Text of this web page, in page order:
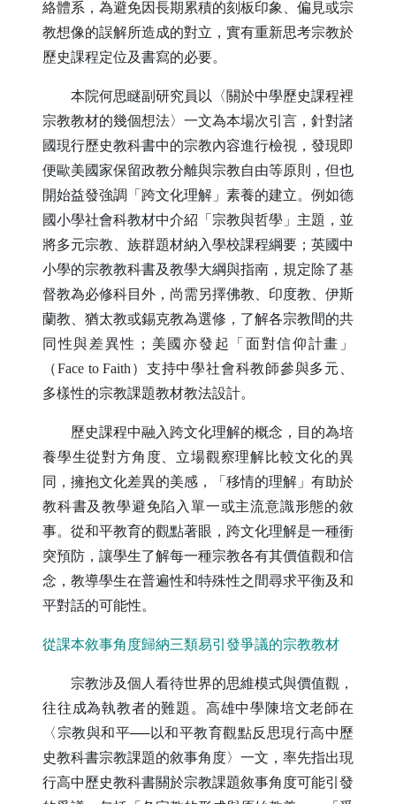
絡體系，為避免因長期累積的刻板印象、偏見或宗
教想像的誤解所造成的對立，實有重新思考宗教於
歷史課程定位及書寫的必要。
本院何思瞇副研究員以〈關於中學歷史課程裡
宗教教材的幾個想法〉一文為本場次引言，針對諸
國現行歷史教科書中的宗教內容進行檢視，發現即
便歐美國家保留政教分離與宗教自由等原則，但也
開始益發強調「跨文化理解」素養的建立。例如德
國小學社會科教材中介紹「宗教與哲學」主題，並
將多元宗教、族群題材納入學校課程綱要；英國中
小學的宗教教科書及教學大綱與指南，規定除了基
督教為必修科目外，尚需另擇佛教、印度教、伊斯
蘭教、猶太教或錫克教為選修，了解各宗教間的共
同性與差異性；美國亦發起「面對信仰計畫」
（Face to Faith ）支持中學社會科教師參與多元、
多樣性的宗教課題教材教法設計。
歷史課程中融入跨文化理解的概念，目的為培
養學生從對方角度、立場觀察理解比較文化的異
同，擁抱文化差異的美感，「移情的理解」有助於
教科書及教學避免陷入單一或主流意識形態的敘
事。從和平教育的觀點著眼，跨文化理解是一種衝
突預防，讓學生了解每一種宗教各有其價值觀和信
念，教導學生在普遍性和特殊性之間尋求平衡及和
平對話的可能性。
從課本敘事角度歸納三類易引發爭議的宗教教材
宗教涉及個人看待世界的思維模式與價值觀，
往往成為執教者的難題。高雄中學陳培文老師在
〈宗教與和平──以和平教育觀點反思現行高中歷
史教科書宗教課題的敘事角度〉一文，率先指出現
行高中歷史教科書關於宗教課題敘事角度可能引發